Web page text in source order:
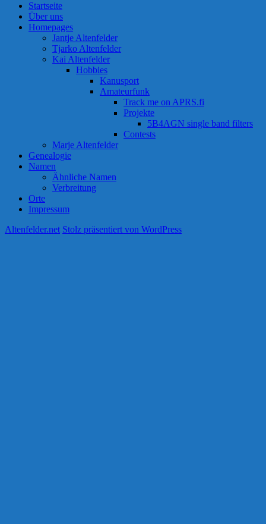
Startseite
Über uns
Homepages
Jantje Altenfelder
Tjarko Altenfelder
Kai Altenfelder
Hobbies
Kanusport
Amateurfunk
Track me on APRS.fi
Projekte
5B4AGN single band filters
Contests
Marje Altenfelder
Genealogie
Namen
Ähnliche Namen
Verbreitung
Orte
Impressum
Altenfelder.net Stolz präsentiert von WordPress